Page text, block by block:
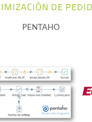
PENTAHO
+ info